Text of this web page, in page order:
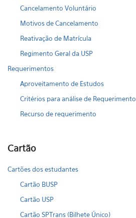
Cancelamento Voluntário
Motivos de Cancelamento
Reativação de Matrícula
Regimento Geral da USP
Requerimentos
Aproveitamento de Estudos
Critérios para análise de Requerimento
Recurso de requerimento
Cartão
Cartões dos estudantes
Cartão BUSP
Cartão USP
Cartão SPTrans (Bilhete Único)